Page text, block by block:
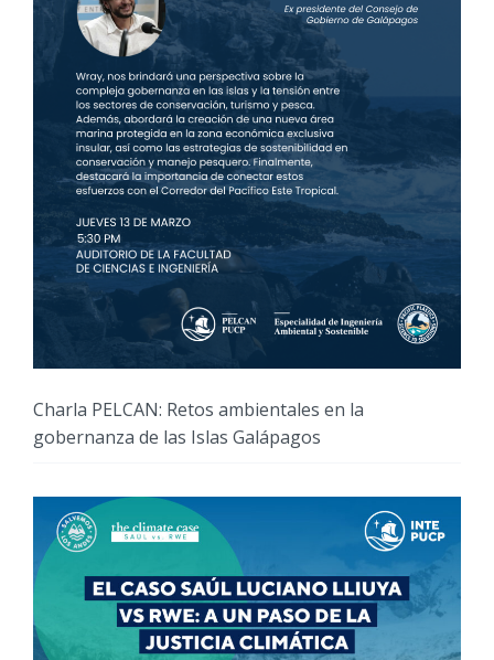
Charla PELCAN: Retos ambientales en la
gobernanza de las Islas Galápagos